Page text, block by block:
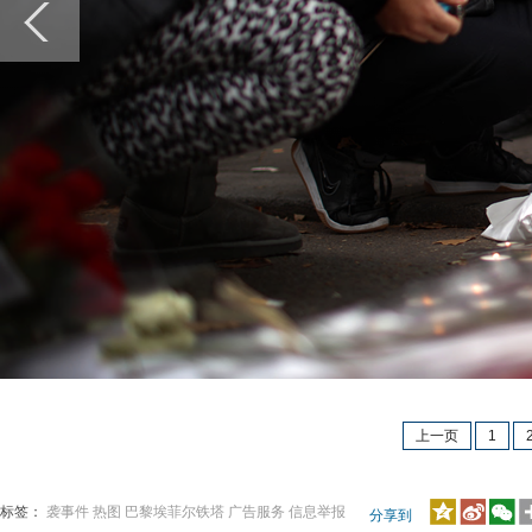
上一页 1
标签： 袭事件 热图 巴黎埃菲尔铁塔 广告服务 信息举报 分享到